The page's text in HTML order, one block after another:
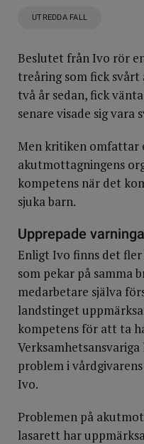
UTREDDA FALL
Beslutet från Ivo rör
treåring som fick
två år sedan, fick
senare visade sig vara
Men kritiken omfattar
akutmottagningens
kompetens när det
sjuka barn.
Upprepade
Enligt Ivo finns det
som pekar på samma
medarbetare själva
landstinget
kompetens för att ta
problem i
Ivo.
Problemen på
lasarett har